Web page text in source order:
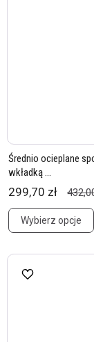
Średnio ocieplane
wkładką ...
299,70 zł
Wybierz opcje